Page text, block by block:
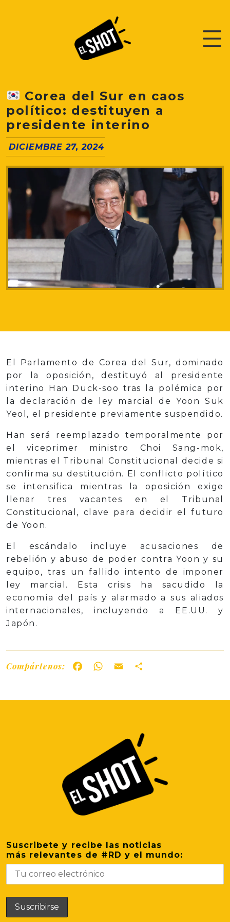
Corea del Sur en caos
político: destituyen a
presidente interino
DICIEMBRE 27, 2024
El Parlamento de Corea del Sur, dominado
por la oposición, destituyó al presidente
interino Han Duck-soo tras la polémica por
la declaración de ley marcial de Yoon Suk
Yeol, el presidente previamente suspendido.
Han será reemplazado temporalmente por
el viceprimer ministro Choi Sang-mok,
mientras el Tribunal Constitucional decide si
confirma su destitución. El conflicto político
se intensifica mientras la oposición exige
llenar tres vacantes en el Tribunal
Constitucional, clave para decidir el futuro
de Yoon.
El escándalo incluye acusaciones de
rebelión y abuso de poder contra Yoon y su
equipo, tras un fallido intento de imponer
ley marcial. Esta crisis ha sacudido la
economía del país y alarmado a sus aliados
internacionales, incluyendo a EE.UU. y
Japón.
Compártenos: FacebookWhatsApp
Email
Suscribete y recibe las noticias
más relevantes de #RD y el mundo: